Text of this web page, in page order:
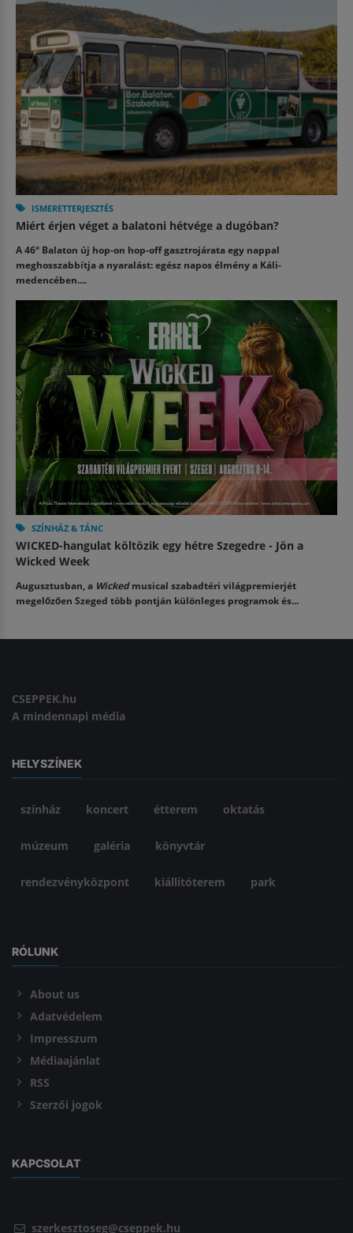
ISMERETTERJESZTÉS
Miért érjen véget a balatoni hétvége a dugóban?
A 46° Balaton új hop-on hop-off gasztrojárata egy nappal
meghosszabbítja a nyaralást: egész napos élmény a Káli-
medencében....
SZÍNHÁZ & TÁNC
WICKED-hangulat költözik egy hétre Szegedre - Jön a
Wicked Week
Augusztusban, a Wickedmusical szabadtéri világpremierjét
megelőzően Szeged több pontján különleges programok és...
CSEPPEK.hu
A mindennapi média
HELYSZÍNEK
színház koncert étterem oktatás
múzeum galéria könyvtár
rendezvényközpont kiállítóterem park
RÓLUNK
About us
Adatvédelem
Impresszum
Médiaajánlat
RSS
Szerzői jogok
KAPCSOLAT
szerkesztoseg@cseppek.hu